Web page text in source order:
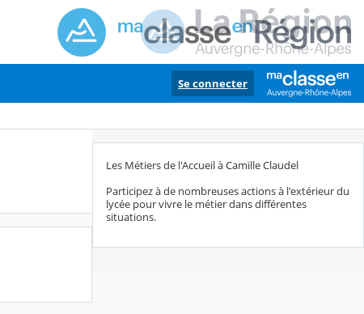
Se connecter
Les Métiers de l'Accueil à Camille Claudel
Participez à de nombreuses actions à l'extérieur du
lycée pour vivre le métier dans différentes
situations.